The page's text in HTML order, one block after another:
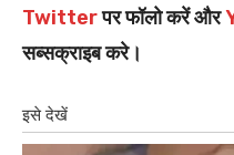
Twitterपर फॉलो करें और
सब्सक्राइब करे।